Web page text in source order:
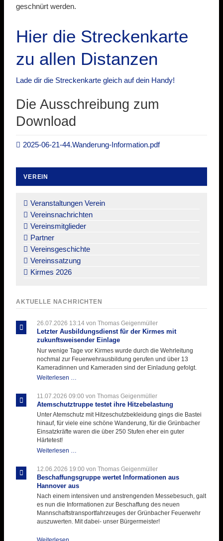
geschnürt werden.
Hier die Streckenkarte
zu allen Distanzen
Lade dir die Streckenkarte gleich auf dein Handy!
Die Ausschreibung zum
Download
2025-06-21-44.Wanderung-Information.pdf
VEREIN
überspringen
Veranstaltungen Verein
Vereinsnachrichten
Vereinsmitglieder
Partner
Vereinsgeschichte
Vereinssatzung
Kirmes 2026
AKTUELLE NACHRICHTEN
26.07.2026 13:14von Thomas Geigenmüller
Letzter Ausbildungsdienst für der Kirmes mit
zukunftsweisender Einlage
Nur wenige Tage vor Kirmes wurde durch die Wehrleitung
nochmal zur Feuerwehrausbildung gerufen und über 13
Kameradinnen und Kameraden sind der Einladung gefolgt.
Weiterlesen …
für
der
Kirmes
mit
zukunftsweisender
11.07.2026 09:00 von Thomas Geigenmüller
Atemschutztruppe testet ihre Hitzebelastung
Unter Atemschutz mit Hitzeschutzbekleidung gings die Bastei
hinauf, für viele eine schöne Wanderung, für die Grünbacher
Einsatzkräfte waren die über 250 Stufen eher ein guter
Härtetest!
Weiterlesen …
ihre
Hitzebelastung
12.06.2026 19:00 von Thomas Geigenmüller
Beschaffungsgruppe wertet Informationen aus
Hannover aus
Nach einem intensiven und anstrengenden Messebesuch, galt
es nun die Informationen zur Beschaffung des neuen
Mannschaftstransportfahrzeuges der Grünbacher Feuerwehr
auszuwerten. Mit dabei- unser Bürgermeister!